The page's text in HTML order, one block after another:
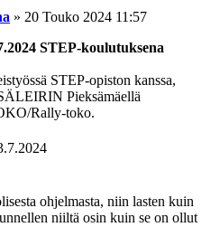
» 20 Touko 2024 11:57
STEP-koulutuksena
STEP-opiston kanssa,
Pieksämäellä
Rally-toko.
ohjelmasta, niin lasten kuin
niiltä osin kuin se on ollut